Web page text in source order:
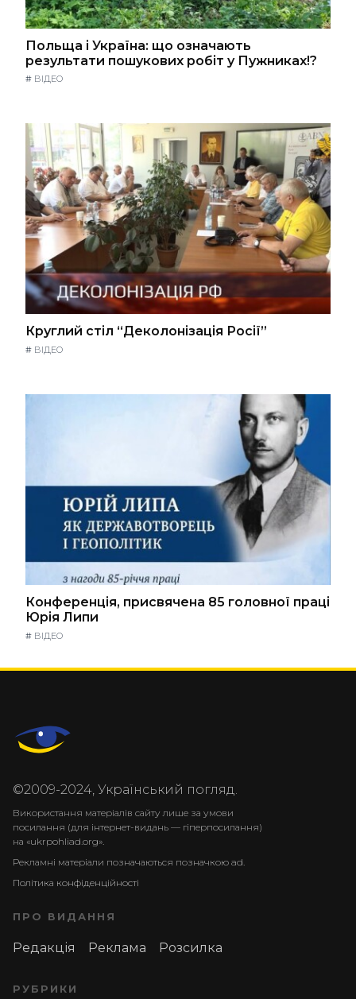
Польща і Україна: що означають
результати пошукових робіт у Пужниках!?
# ВІДЕО
Круглий стіл “Деколонізація Росії”
# ВІДЕО
Конференція, присвячена 85 головної праці
Юрія Липи
# ВІДЕО
©2009-2024, Український погляд.
Використання матеріалів сайту лише за умови
посилання (для інтернет-видань — гіперпосилання)
на «ukrpohliad.org».
Рекламні матеріали позначаються позначкою ad.
Політика конфіденційності
ПРО ВИДАННЯ
Редакція Реклама Розсилка
РУБРИКИ